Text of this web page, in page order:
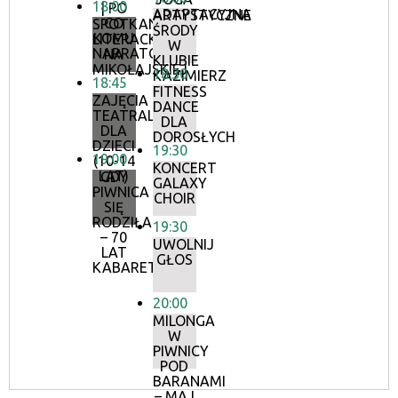
| PO
CO
KOMU
NARRATOR?
18:00
SPOTKANIA
LITERACKIE
NA
MIKOŁAJSKIEJ
18:45
ZAJĘCIA
TEATRALNE
DLA
DZIECI
(10-14
LAT)
19:00
GDY
PIWNICA
SIĘ
RODZIŁA
– 70
LAT
KABARETU
ADAPTACYJNA
ARTYSTYCZNE
ŚRODY
W
KLUBIE
KAZIMIERZ
18:30
FITNESS
DANCE
DLA
DOROSŁYCH
19:30
KONCERT
GALAXY
CHOIR
19:30
UWOLNIJ
GŁOS
20:00
MILONGA
W
PIWNICY
POD
BARANAMI